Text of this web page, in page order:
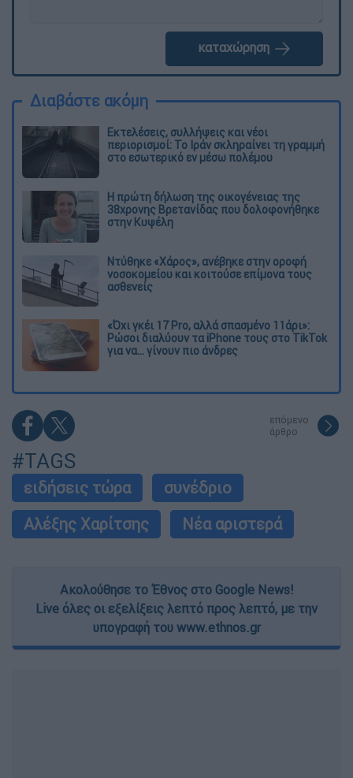
καταχώρηση
Διαβάστε ακόμη
Εκτελέσεις, συλλήψεις και νέοι
περιορισμοί: Το Ιράν σκληραίνει τη γραμμή
στο εσωτερικό εν μέσω πολέμου
Η πρώτη δήλωση της οικογένειας της
38χρονης Βρετανίδας που δολοφονήθηκε
στην Κυψέλη
Ντύθηκε «Χάρος», ανέβηκε στην οροφή
νοσοκομείου και κοιτούσε επίμονα τους
ασθενείς
«Όχι γκέι 17 Pro, αλλά σπασμένο 11άρι»:
Ρώσοι διαλύουν τα iPhone τους στο TikTok
για να... γίνουν πιο άνδρες
επόμενο
άρθρο
#TAGS
ειδήσεις τώρα
συνέδριο
Αλέξης Χαρίτσης
Νέα αριστερά
Ακολούθησε το Έθνος στο Google News!
Live όλες οι εξελίξεις λεπτό προς λεπτό, με την
υπογραφή του www.ethnos.gr